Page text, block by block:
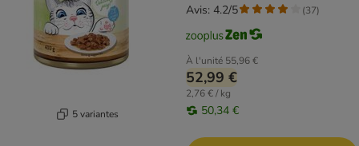
5 variantes
À l'unité 55,96 €
52,99 €
2,76 € / kg
50,34 €
Avis: 4.2/5 (37)